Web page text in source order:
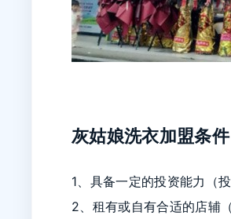
灰姑娘洗衣加盟条件
1、具备一定的投资能力（
2、租有或自有合适的店辅